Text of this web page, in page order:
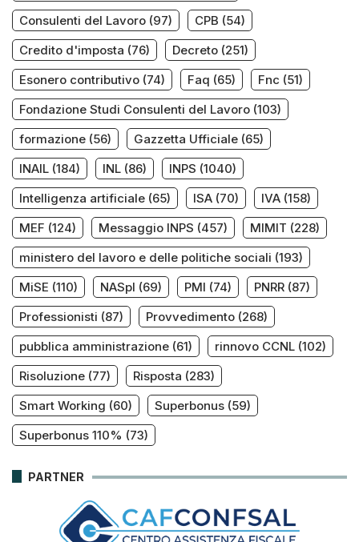
Consulenti del Lavoro (97) CPB (54)
Credito d'imposta (76) Decreto (251)
Esonero contributivo (74) Faq (65) Fnc (51)
Fondazione Studi Consulenti del Lavoro (103)
formazione (56) Gazzetta Ufficiale (65)
INAIL (184) INL (86) INPS (1040)
Intelligenza artificiale (65) ISA (70) IVA (158)
MEF (124) Messaggio INPS (457) MIMIT (228)
ministero del lavoro e delle politiche sociali (193)
MiSE (110) NASpI (69) PMI (74) PNRR (87)
Professionisti (87) Provvedimento (268)
pubblica amministrazione (61) rinnovo CCNL (102)
Risoluzione (77) Risposta (283)
Smart Working (60) Superbonus (59)
Superbonus 110% (73)
PARTNER